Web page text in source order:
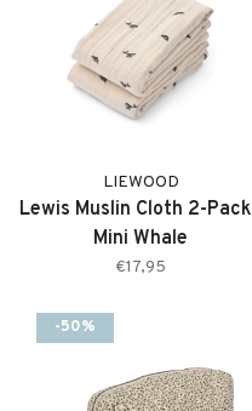
LIEWOOD
Lewis Muslin Cloth 2-Pack |
Mini Whale
€17,95
-50%